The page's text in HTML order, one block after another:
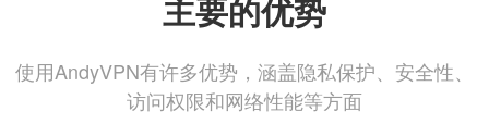
主要的优势
使用AndyVPN有许多优势，涵盖隐私保护、安全性、
访问权限和网络性能等方面